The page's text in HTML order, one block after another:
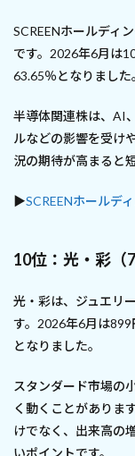
SCREENホールディ
です。2026年6月は
63.65％となりました
半導体関連株は、AI
ルなどの影響を受け
況の期待が高まると
▶SCREENホールデ
10位：光・彩（
光・彩は、ジュエリ
す。2026年6月は
となりました。
スタンダード市場の
く動くことがありま
けでなく、出来高の
いポイントです。